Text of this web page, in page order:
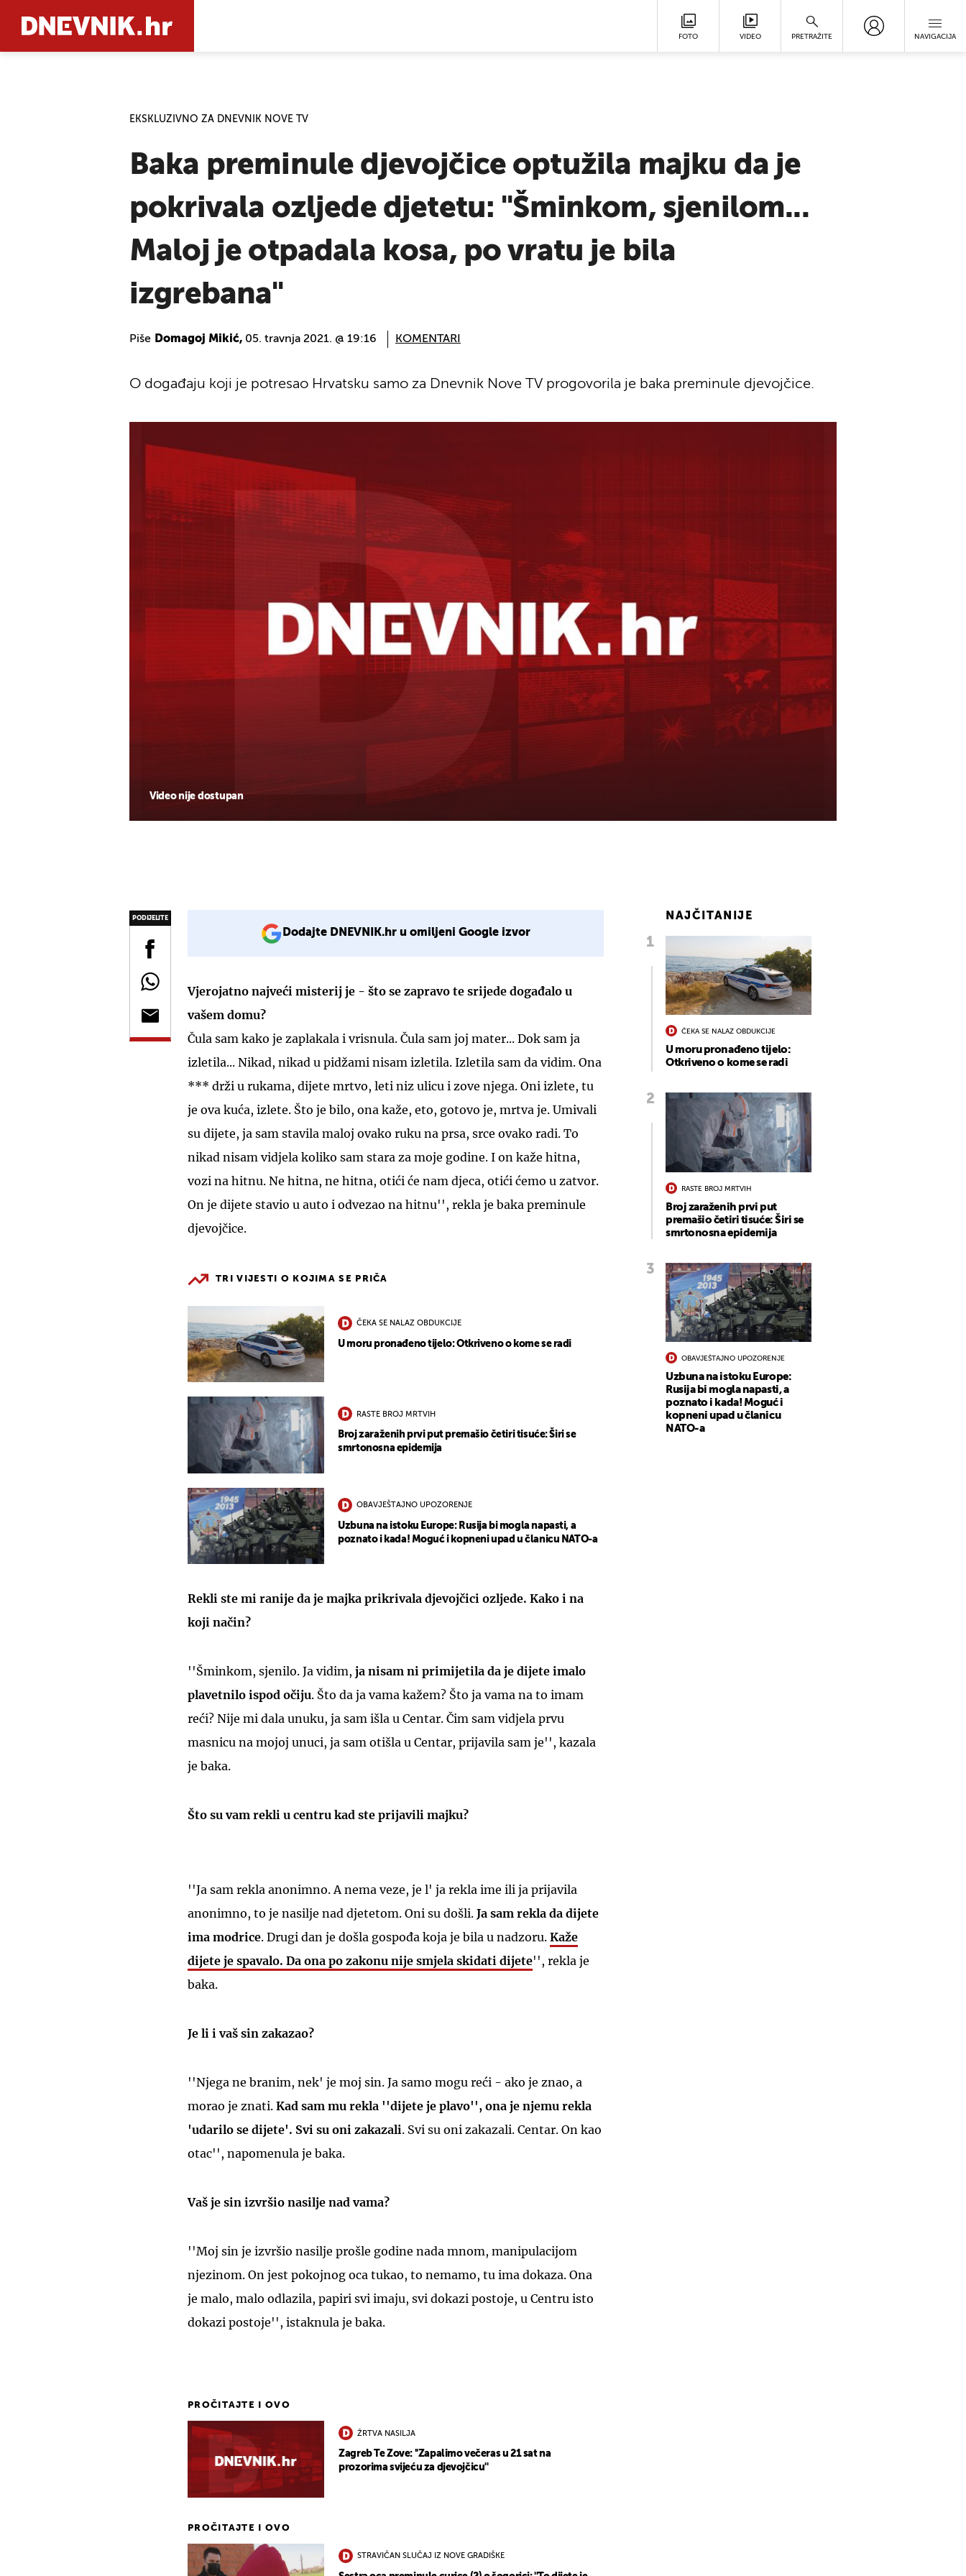
FOTO VIDEO PRETRAŽITE NAVIGACIJA
EKSKLUZIVNO ZA DNEVNIK NOVE TV
Baka preminule djevojčice optužila majku da je
pokrivala ozljede djetetu: "Šminkom, sjenilom...
Maloj je otpadala kosa, po vratu je bila
izgrebana"
Piše Domagoj Mikić, 05. travnja 2021. @ 19:16 KOMENTARI
Video nije dostupan
O događaju koji je potresao Hrvatsku samo za Dnevnik Nove TV progovorila je baka preminule djevojčice.
PODIJELITE
Dodajte DNEVNIK.hr u omiljeni Google izvor
Vjerojatno najveći misterij je - što se zapravo te srijede događalo u
vašem domu?
Čula sam kako je zaplakala i vrisnula. Čula sam joj mater... Dok sam ja
izletila... Nikad, nikad u pidžami nisam izletila. Izletila sam da vidim. Ona
*** drži u rukama, dijete mrtvo, leti niz ulicu i zove njega. Oni izlete, tu
je ova kuća, izlete. Što je bilo, ona kaže, eto, gotovo je, mrtva je. Umivali
su dijete, ja sam stavila maloj ovako ruku na prsa, srce ovako radi. To
nikad nisam vidjela koliko sam stara za moje godine. I on kaže hitna,
vozi na hitnu. Ne hitna, ne hitna, otići će nam djeca, otići ćemo u zatvor.
On je dijete stavio u auto i odvezao na hitnu'', rekla je baka preminule
djevojčice.
TRI VIJESTI O KOJIMA SE PRIČA
ČEKA SE NALAZ OBDUKCIJE
U moru pronađeno tijelo: Otkriveno o kome se radi
RASTE BROJ MRTVIH
Broj zaraženih prvi put premašio četiri tisuće: Širi se
smrtonosna epidemija
OBAVJEŠTAJNO UPOZORENJE
Uzbuna na istoku Europe: Rusija bi mogla napasti, a
poznato i kada! Moguć i kopneni upad u članicu NATO-a
Rekli ste mi ranije da je majka prikrivala djevojčici ozljede. Kako i na
koji način?
''Šminkom, sjenilo. Ja vidim, ja nisam ni primijetila da je dijete imalo
plavetnilo ispod očiju. Što da ja vama kažem? Što ja vama na to imam
reći? Nije mi dala unuku, ja sam išla u Centar. Čim sam vidjela prvu
masnicu na mojoj unuci, ja sam otišla u Centar, prijavila sam je'', kazala
je baka.
Što su vam rekli u centru kad ste prijavili majku?
''Ja sam rekla anonimno. A nema veze, je l' ja rekla ime ili ja prijavila
anonimno, to je nasilje nad djetetom. Oni su došli. Ja sam rekla da dijete
ima modrice. Drugi dan je došla gospođa koja je bila u nadzoru. Kaže
dijete je spavalo. Da ona po zakonu nije smjela skidati dijete'', rekla je
baka.
Je li i vaš sin zakazao?
''Njega ne branim, nek' je moj sin. Ja samo mogu reći - ako je znao, a
morao je znati. Kad sam mu rekla ''dijete je plavo'', ona je njemu rekla
'udarilo se dijete'. Svi su oni zakazali. Svi su oni zakazali. Centar. On kao
otac'', napomenula je baka.
Vaš je sin izvršio nasilje nad vama?
''Moj sin je izvršio nasilje prošle godine nada mnom, manipulacijom
njezinom. On jest pokojnog oca tukao, to nemamo, tu ima dokaza. Ona
je malo, malo odlazila, papiri svi imaju, svi dokazi postoje, u Centru isto
dokazi postoje'', istaknula je baka.
PROČITAJTE I OVO
ŽRTVA NASILJA
Zagreb Te Zove: ''Zapalimo večeras u 21 sat na
prozorima svijeću za djevojčicu''
PROČITAJTE I OVO
STRAVIČAN SLUČAJ IZ NOVE GRADIŠKE
NAJČITANIJE
ČEKA SE NALAZ OBDUKCIJE
U moru pronađeno tijelo:
Otkriveno o kome se radi
RASTE BROJ MRTVIH
Broj zaraženih prvi put
premašio četiri tisuće: Širi se
smrtonosna epidemija
OBAVJEŠTAJNO UPOZORENJE
Uzbuna na istoku Europe:
Rusija bi mogla napasti, a
poznato i kada! Moguć i
kopneni upad u članicu
NATO-a
UKLJUČITE NOTIFIKACIJE